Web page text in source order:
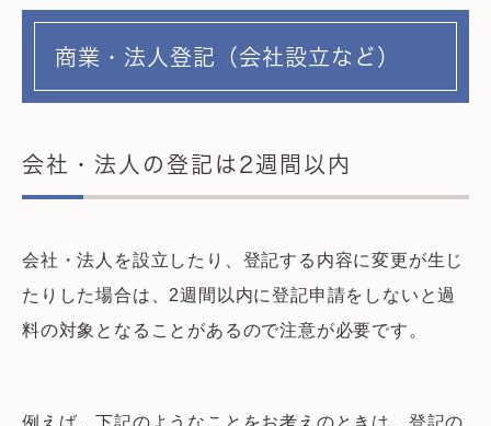
商業・法人登記（会社設立など）
会社・法人の登記は2週間以内
会社・法人を設立したり、登記する内容に変更が生じ
たりした場合は、2週間以内に登記申請をしないと過
料の対象となることがあるので注意が必要です。
例えば、下記のようなことをお考えのときは、登記の